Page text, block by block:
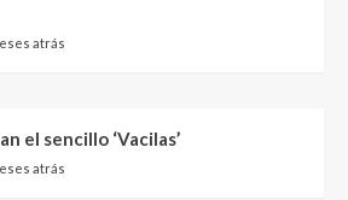
atrás
el sencillo ‘Vacilas’
atrás